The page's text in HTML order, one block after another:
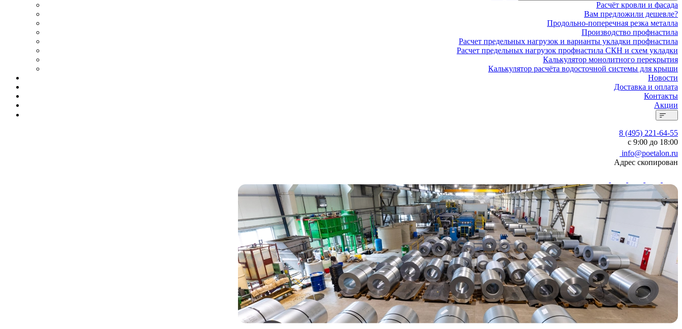
Расчёт кровли и фасада
Вам предложили дешевле?
Продольно-поперечная резка металла
Производство профнастила
Расчет предельных нагрузок и варианты укладки профнастила
Расчет предельных нагрузок профнастила СКН и схем укладки
Калькулятор монолитного перекрытия
Калькулятор расчёта водосточной системы для крыши
Новости
Доставка и оплата
Контакты
Акции
8 (495) 221-64-55
с 9:00 до 18:00
info@poetalon.ru
Адрес скопирован